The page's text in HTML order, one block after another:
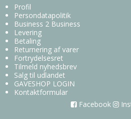
Profil
Persondatapolitik
Business 2 Business
Levering
Betaling
Returnering af varer
Fortrydelsesret
Tilmeld nyhedsbrev
Salg til udlandet
GAVESHOP LOGIN
Kontaktformular
Facebook